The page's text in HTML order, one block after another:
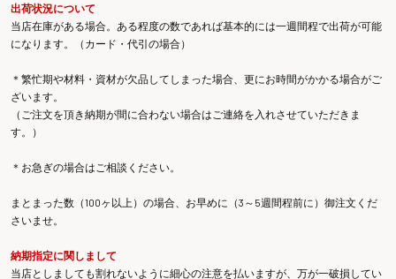
出荷状況について
当店在庫がある場合。ある程度の数であれば基本的には一週間程で出荷が可能
になります。（カード・代引の場合）
＊繁忙期や材料・資材が欠品してしまった場合、更にお時間がかかる場合がご
ざいます。
（ご注文を頂き納期が間に合わない場合はご連絡を入れさせていただきま
す。）
＊お急ぎの場合はご相談ください。
まとまった数（100ヶ以上）の場合、お早めに（3～5週間程前に）御注文くだ
さいませ。
納期指定に関しまして
当店としましても割れないように細心の注意を払いますが、万が一破損してい